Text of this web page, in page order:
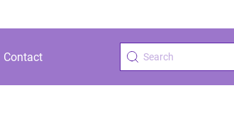
Contact